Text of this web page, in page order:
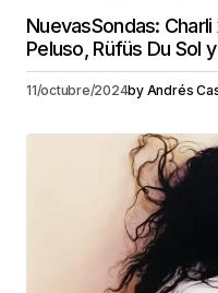
NuevasSondas:
Peluso, Rüfüs Du Sol
11/octubre/2024by Andrés